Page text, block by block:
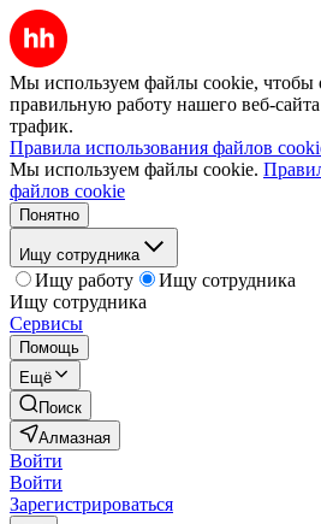
Мы используем файлы cookie, чтобы
правильную работу нашего веб-
трафик.
Правила использования файлов
Мы используем файлы cookie.
файлов cookie
Понятно
Ищу сотрудника
Ищу работу
Ищу сотрудника
Ищу сотрудника
Сервисы
Помощь
Ещё
Поиск
Алмазная
Войти
Войти
Зарегистрироваться